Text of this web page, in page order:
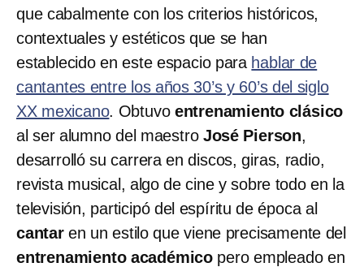
que cabalmente con los criterios históricos,
contextuales y estéticos que se han
establecido en este espacio para hablar de
cantantes entre los años 30’s y 60’s del siglo
XX mexicano. Obtuvo entrenamiento clásico
al ser alumno del maestro José Pierson,
desarrolló su carrera en discos, giras, radio,
revista musical, algo de cine y sobre todo en la
televisión, participó del espíritu de época al
cantaren un estilo que viene precisamente del
entrenamiento académico pero empleado en